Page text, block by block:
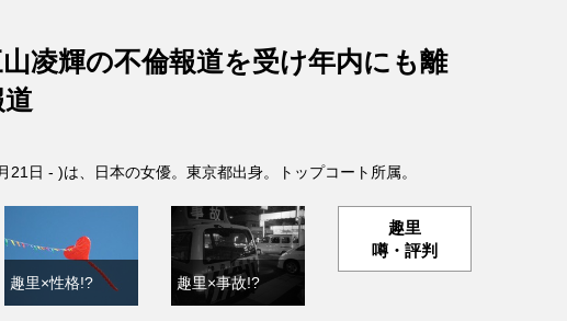
凌輝の不倫報道を受け年内にも離
21日 - )は、日本の女優。東京都出身。トップコート所属。
趣里×性格!? 趣里×事故!?
趣里
噂・評判